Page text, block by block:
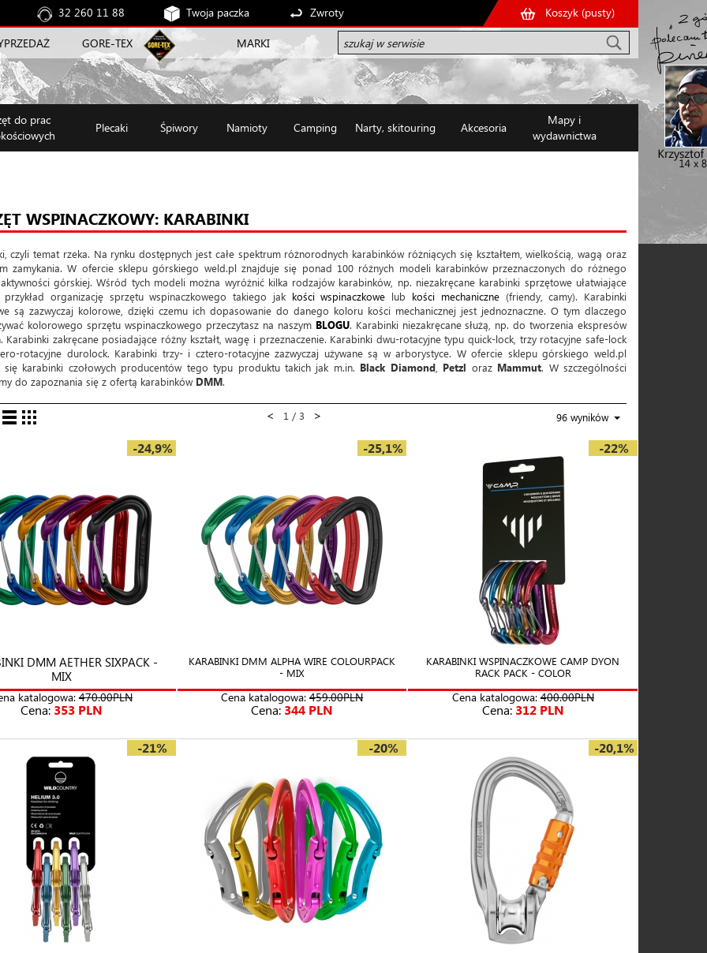
32 260 11 88 Twoja paczka Zwroty Koszyk (pusty)
GORE-TEX MARKI
do prac
Plecaki Śpiwory Namioty Camping Narty, skitouring Akcesoria
Mapy i
wydawnictwa
WSPINACZKOWY: KARABINKI
czyli temat rzeka. Na rynku dostępnych jest całe spektrum różnorodnych karabinków różniących się kształtem, wielkością, wagą oraz
zamykania. W ofercie sklepu górskiego weld.pl znajduje się ponad 100 różnych modeli karabinków przeznaczonych do różnego
górskiej. Wśród tych modeli można wyróżnić kilka rodzajów karabinków, np. niezakręcane karabinki sprzętowe ułatwiające
organizację sprzętu wspinaczkowego takiego jak kości wspinaczkowe lub kości mechaniczne(friendy, camy). Karabinki
są zazwyczaj kolorowe, dzięki czemu ich dopasowanie do danego koloru kości mechanicznej jest jednoznaczne. O tym dlaczego
kolorowego sprzętu wspinaczkowego przeczytasz na naszym BLOGU. Karabinki niezakręcane służą, np. do tworzenia ekspresów
Karabinki zakręcane posiadające różny kształt, wagę i przeznaczenie. Karabinki dwu-rotacyjne typu quick-lock, trzy rotacyjne safe-lock
rotacyjne durolock. Karabinki trzy- i cztero-rotacyjne zazwyczaj używane są w arborystyce. W ofercie sklepu górskiego weld.pl
się karabinki czołowych producentów tego typu produktu takich jak m.in. Black Diamond, Petzl oraz Mammut. W szczególności
do zapoznania się z ofertą karabinków DMM.
< 1 / 3 > 96 wyników
-24,9%
DMM AETHER SIXPACK -
MIX
katalogowa:470.00PLN
Cena: 353 PLN
-25,1%
KARABINKI DMM ALPHA WIRE COLOURPACK
- MIX
Cena katalogowa:459.00PLN
Cena: 344 PLN
-22%
KARABINKI WSPINACZKOWE CAMP DYON
RACK PACK - COLOR
Cena katalogowa:400.00PLN
Cena: 312 PLN
-21% -20% -20,1%